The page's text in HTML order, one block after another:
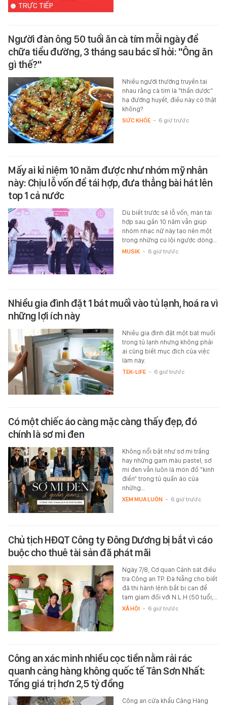
TRỰC TIẾP
Người đàn ông 50 tuổi ăn cà tím mỗi ngày để
chữa tiểu đường, 3 tháng sau bác sĩ hỏi: "Ông ăn
gì thế?"
Nhiều người thường truyền tai
nhau rằng cà tím là "thần dược"
hạ đường huyết, điều này có thật
không?
SỨC KHỎE - 6 giờ trước
Mấy ai kỉ niệm 10 năm được như nhóm mỹ nhân
này: Chịu lỗ vốn để tái hợp, đưa thẳng bài hát lên
top 1 cả nước
Dù biết trước sẽ lỗ vốn, màn tái
hợp sau gần 10 năm vẫn giúp
nhóm nhạc nữ này tạo nên một
trong những cú lội ngược dòng…
MUSIK - 6 giờ trước
Nhiều gia đình đặt 1 bát muối vào tủ lạnh, hoá ra vì
những lợi ích này
Nhiều gia đình đặt một bát muối
trong tủ lạnh nhưng không phải
ai cũng biết mục đích của việc
làm này.
TEK-LIFE - 6 giờ trước
Có một chiếc áo càng mặc càng thấy đẹp, đó
chính là sơ mi đen
Không nổi bật như sơ mi trắng
hay những gam màu pastel, sơ
mi đen vẫn luôn là món đồ "kinh
điển" trong tủ quần áo của
những…
XEM MUA LUÔN - 6 giờ trước
Chủ tịch HĐQT Công ty Đông Dương bị bắt vì cáo
buộc cho thuê tài sản đã phát mãi
Ngày 7/8, Cơ quan Cảnh sát điều
tra Công an TP. Đà Nẵng cho biết
đã thi hành lệnh bắt bị can để
tạm giam đối với N.L.H (50 tuổi,…
XÃ HỘI - 6 giờ trước
Công an xác minh nhiều cọc tiền nằm rải rác
quanh cảng hàng không quốc tế Tân Sơn Nhất:
Tổng giá trị hơn 2,5 tỷ đồng
Công an cửa khẩu Cảng Hàng